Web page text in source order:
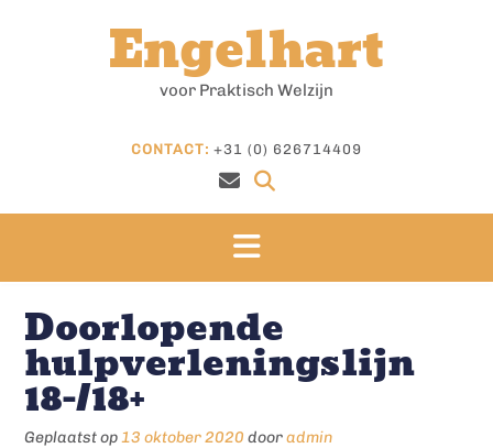
Engelhart
voor Praktisch Welzijn
CONTACT: +31 (0) 626714409
Doorlopende
hulpverleningslijn
18-/18+
Geplaatst op13 oktober 2020 dooradmin